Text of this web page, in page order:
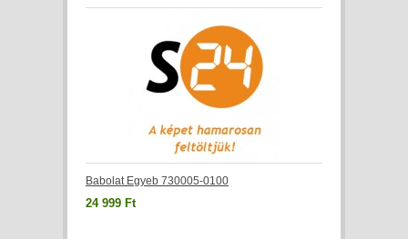
Babolat Egyeb 730005-0100
24 999 Ft